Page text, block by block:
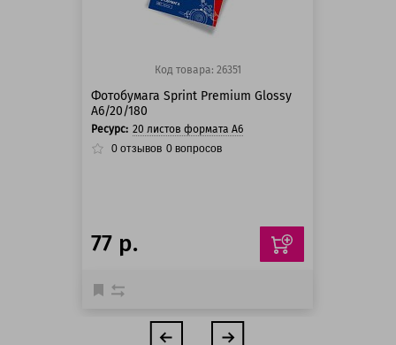
Код товара: 26351
Фотобумага Sprint Premium Glossy
A6/20/180
Ресурс: 20 листов формата А6
0 отзывов 0 вопросов
77 р.